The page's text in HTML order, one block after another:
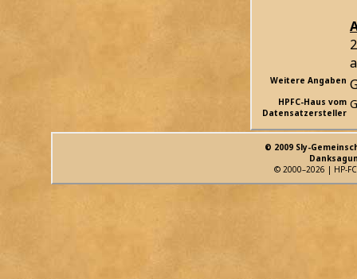
Weitere Angaben
HPFC-Haus vom
Datensatzersteller
© 2009 Sly-
© 2000–2026 | HP-